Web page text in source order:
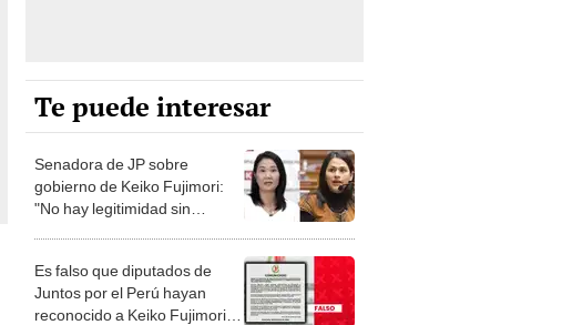
Te puede interesar
Senadora de JP sobre
gobierno de Keiko Fujimori:
"No hay legitimidad sin
Es falso que diputados de
Juntos por el Perú hayan
reconocido a Keiko Fujimori